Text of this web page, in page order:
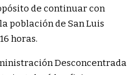
de continuar con
población de San Luis
horas.
Desconcentrada